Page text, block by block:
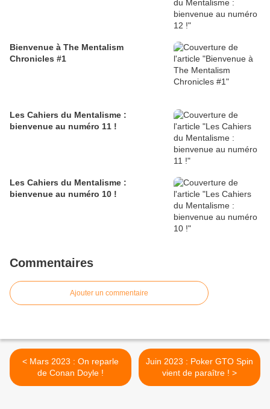
Bienvenue à The Mentalism
Chronicles #1
Les Cahiers du Mentalisme :
bienvenue au numéro 11 !
Les Cahiers du Mentalisme :
bienvenue au numéro 10 !
Commentaires
Ajouter un commentaire
< Mars 2023 : On reparle
de Conan Doyle !
Juin 2023 : Poker GTO Spin
vient de paraître ! >